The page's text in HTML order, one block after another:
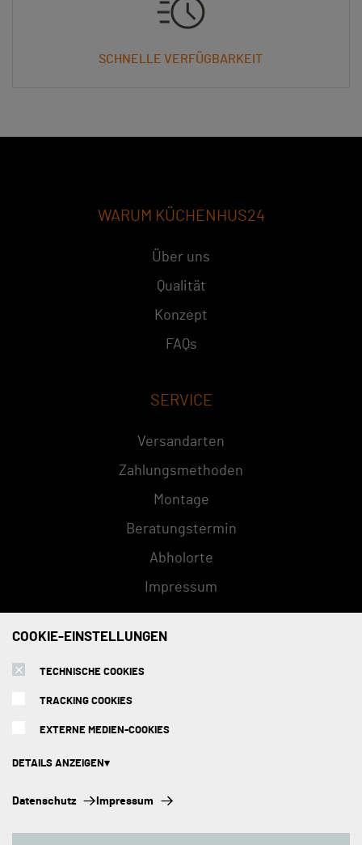
COOKIE-EINSTELLUNGEN
TECHNISCHE COOKIES
TRACKING COOKIES
EXTERNE MEDIEN-COOKIES
DETAILS ANZEIGEN
Technische Cookies:
Datenschutz Impressum
SCHNELLE VERFÜGBARKEIT
WARUM KÜCHENHUS24
Über uns
Qualität
Konzept
FAQs
SERVICE
Versandarten
Zahlungsmethoden
Montage
Beratungstermin
Abholorte
Impressum
ZAHLUNGSMETHODEN
Copyright © 2026 Kuechenhus24